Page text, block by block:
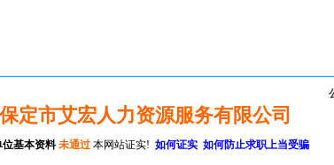
保定市艾宏人力资源服务有限公司
位基本资料 未通过 本网站证实! 如何证实 如何防止求职上当受骗